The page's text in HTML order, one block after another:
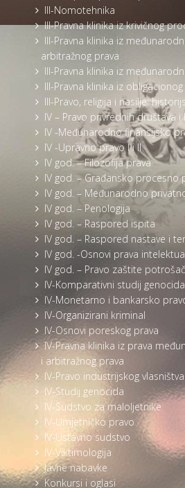
III-Nomotehnika
III-Pravna klinika iz krivičnog
III-Pravna klinika iz
arbitražnog prava
III-Pravna klinika iz
III-Pravna klinika iz
III-Pravo, religija i nasilje:
IV – Pravo privrednih društava
IV -Međunarodno finansijsko
IV -Upravno pravo I i II
IV god. – Filozofija prava
IV god. – Građansko procesno
IV god. – Međunarodno
IV god. – Penologija
IV god. – Raspored ispita
IV god. – Raspored nastave i
IV god. -Osnovi prava
IV god. – Pravo zaštite
IV-Komparativni studij genocida
IV-Monetarno i bankarsko
IV-Organizirani kriminal
IV-Osnovi poreskog prava
IV-Pravna klinika iz prava
i arbitražnog prava
IV-Pravo industrijskog vlasništva
IV-Studij genocida
IV-Sudstvo za maloljetnike
IV-Umjetničko pravo
IV-Ustavno sudstvo
IV-Viktimologija
Javne nabavke
Konkursi i oglasi